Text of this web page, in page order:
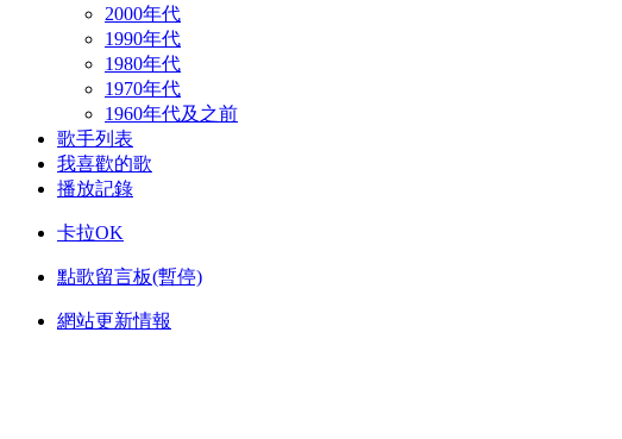
2000年代
1990年代
1980年代
1970年代
1960年代及之前
歌手列表
我喜歡的歌
播放記錄
卡拉OK
點歌留言板(暫停)
網站更新情報